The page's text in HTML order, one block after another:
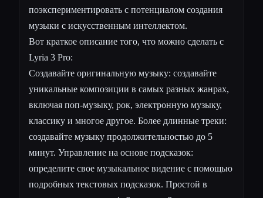
поэкспериментировать с потенциалом создания
музыки с искусственным интеллектом.
Вот краткое описание того, что можно сделать с
Lyria 3 Pro:
Создавайте оригинальную музыку: создавайте
уникальные композиции в самых разных жанрах,
включая поп-музыку, рок, электронную музыку,
классику и многое другое. Более длинные треки:
создавайте музыку продолжительностью до 5
минут. Управление на основе подсказок:
определите свое музыкальное видение с помощью
подробных текстовых подсказок. Простой в